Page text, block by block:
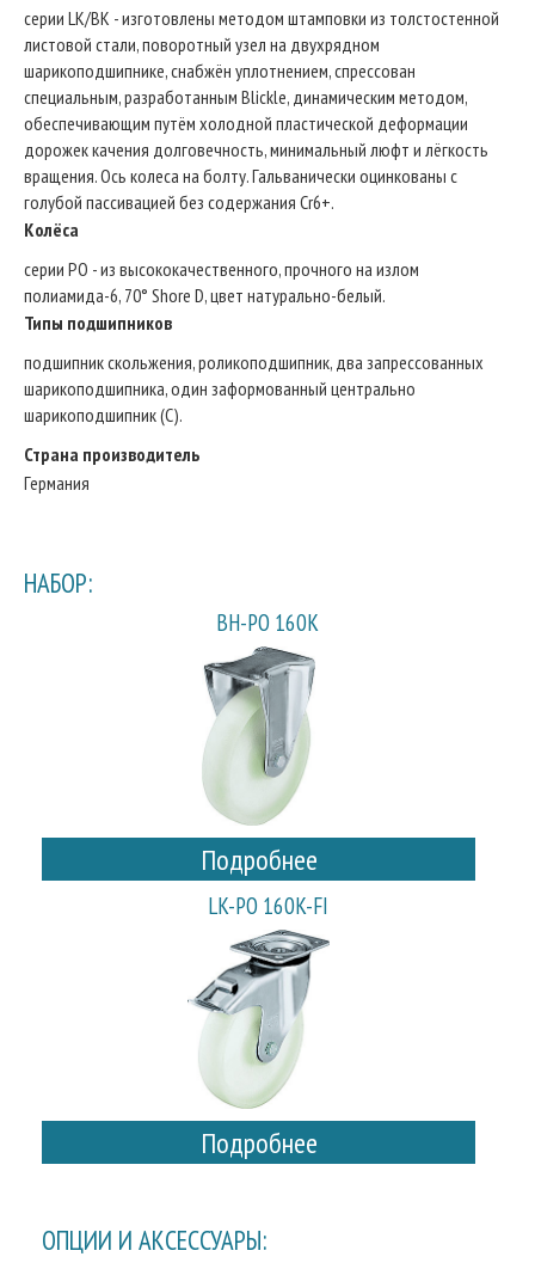
серии LK/BK - изготовлены методом штамповки из толстостенной
листовой стали, поворотный узел на двухрядном
шарикоподшипнике, снабжён уплотнением, спрессован
специальным, разработанным Blickle, динамическим методом,
обеспечивающим путём холодной пластической деформации
дорожек качения долговечность, минимальный люфт и лёгкость
вращения. Ось колеса на болту. Гальванически оцинкованы с
голубой пассивацией без содержания Cr6+.
Колёса
серии PO - из высококачественного, прочного на излом
полиамида-6, 70° Shore D, цвет натурально-белый.
Типы подшипников
подшипник скольжения, роликоподшипник, два запрессованных
шарикоподшипника, один заформованный центрально
шарикоподшипник (С).
Страна производитель
Германия
НАБОР:
BH-PO 160K
Подробнее
LK-PO 160K-FI
Подробнее
ОПЦИИ И АКСЕССУАРЫ: